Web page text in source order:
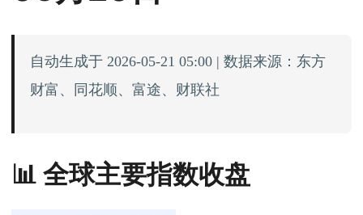
自动生成于 2026-05-21 05:00 | 数据来源：东方
财富、同花顺、富途、财联社
📊 全球主要指数收盘